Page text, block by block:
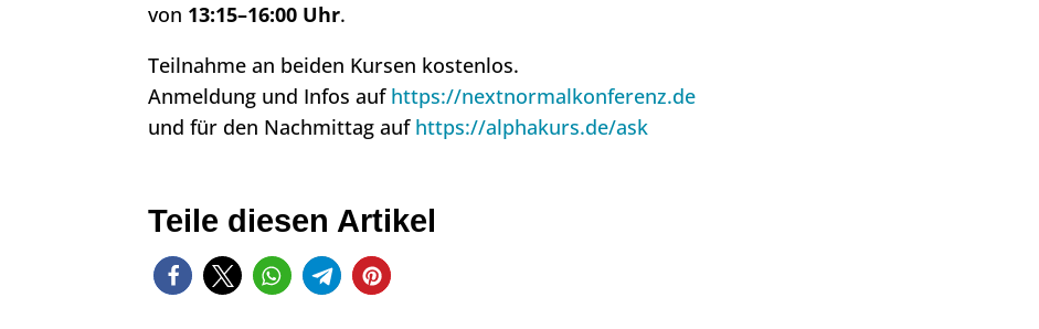
von 13:15–16:00 Uhr.
Teilnahme an beiden Kursen kostenlos.
Anmeldung und Infos auf https://nextnormalkonferenz.de
und für den Nachmittag auf https://alphakurs.de/ask
Teile diesen Artikel